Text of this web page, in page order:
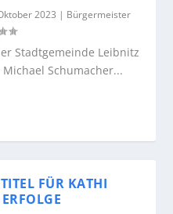
2023 | Bürgermeister
Stadtgemeinde Leibnitz
Schumacher...
FÜR KATHI